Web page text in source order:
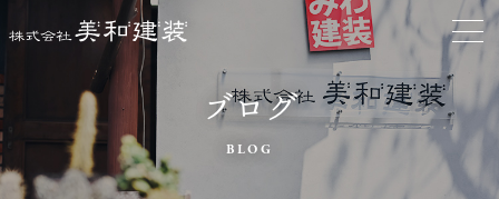
お家をきれいに
会社をきれいに
クリーニング
施工事例
ブログ
BLOG